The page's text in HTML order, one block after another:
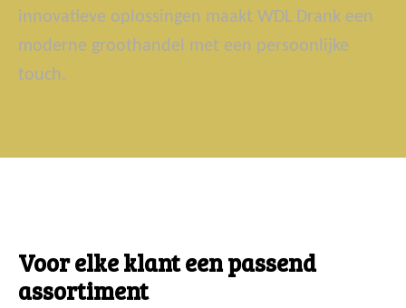
innovatieve oplossingen maakt WDL Drank een
moderne groothandel met een persoonlijke
touch.
Voor elke klant een passend
assortiment